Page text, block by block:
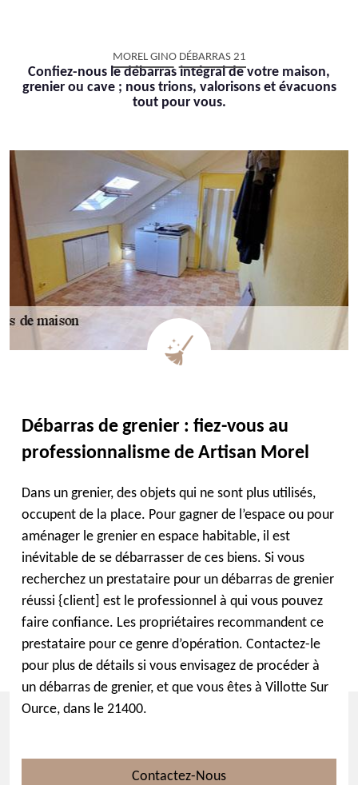
MOREL GINO DÉBARRAS 21
Confiez-nous le débarras intégral de votre maison,
grenier ou cave ; nous trions, valorisons et évacuons
tout pour vous.
Débarras de grenier : fiez-vous au
professionnalisme de Artisan Morel
Dans un grenier, des objets qui ne sont plus utilisés,
occupent de la place. Pour gagner de l’espace ou pour
aménager le grenier en espace habitable, il est
inévitable de se débarrasser de ces biens. Si vous
recherchez un prestataire pour un débarras de grenier
réussi {client] est le professionnel à qui vous pouvez
faire confiance. Les propriétaires recommandent ce
prestataire pour ce genre d’opération. Contactez-le
pour plus de détails si vous envisagez de procéder à
un débarras de grenier, et que vous êtes à Villotte Sur
Ource, dans le 21400.
Contactez-Nous